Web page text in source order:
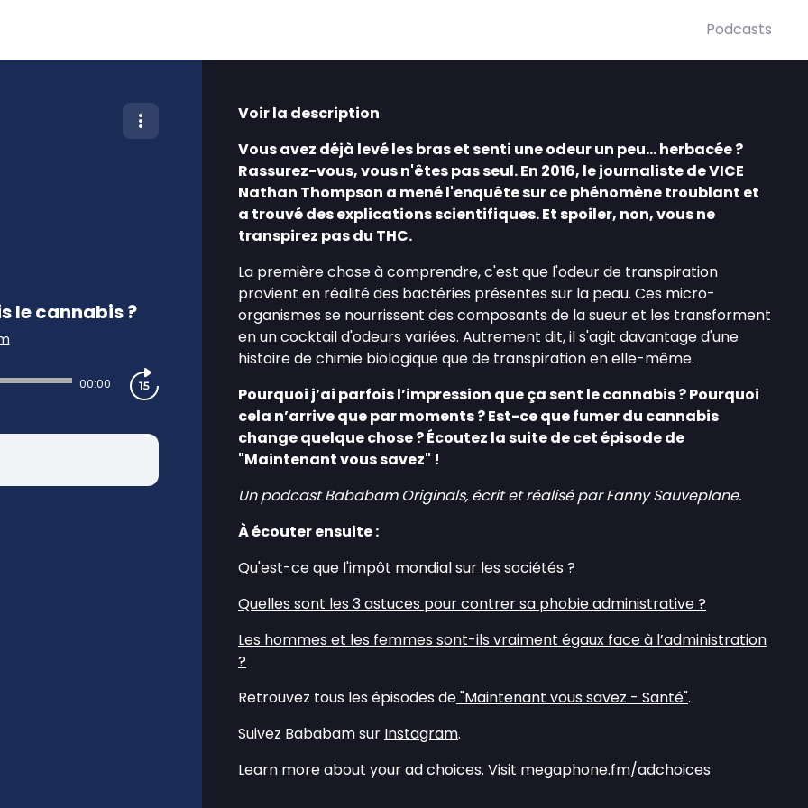
Podcasts
le cannabis ?
00:00
Voir la description
Vous avez déjà levé les bras et senti une odeur un peu... herbacée ?
Rassurez-vous, vous n'êtes pas seul. En 2016, le journaliste de VICE
Nathan Thompson a mené l'enquête sur ce phénomène troublant et
a trouvé des explications scientifiques. Et spoiler, non, vous ne
transpirez pas du THC.
La première chose à comprendre, c'est que l'odeur de transpiration
provient en réalité des bactéries présentes sur la peau. Ces micro-
organismes se nourrissent des composants de la sueur et les transforment
en un cocktail d'odeurs variées. Autrement dit, il s'agit davantage d'une
histoire de chimie biologique que de transpiration en elle-même.
Pourquoi j’ai parfois l’impression que ça sent le cannabis ? Pourquoi
cela n’arrive que par moments ? Est-ce que fumer du cannabis
change quelque chose ? Écoutez la suite de cet épisode de
"Maintenant vous savez" !
Un podcast Bababam Originals, écrit et réalisé par Fanny Sauveplane.
À écouter ensuite :
⁠Qu'est-ce que l'impôt mondial sur les sociétés ?⁠
⁠Quelles sont les 3 astuces pour contrer sa phobie administrative ?⁠
⁠Les hommes et les femmes sont-ils vraiment égaux face à l’administration
?⁠
Retrouvez tous les épisodes de⁠⁠⁠⁠ "Maintenant vous savez - Santé"⁠⁠⁠⁠.
Suivez Bababam sur ⁠⁠⁠⁠Instagram⁠⁠⁠⁠.
Learn more about your ad choices. Visit megaphone.fm/adchoices